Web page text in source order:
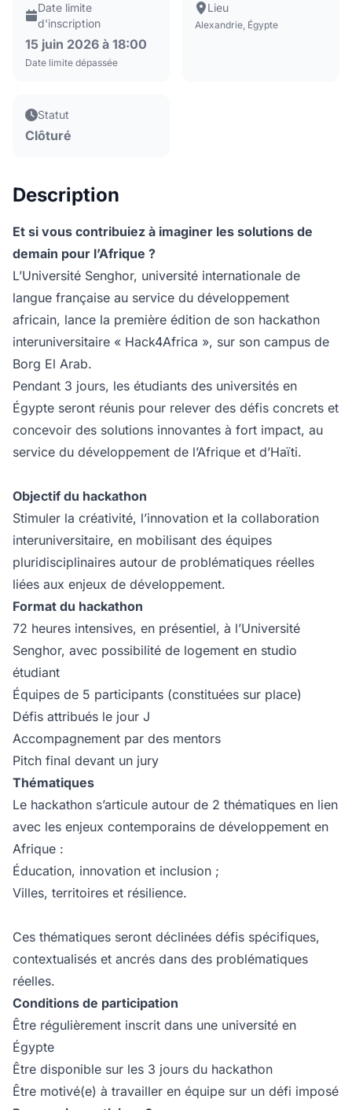
Date limite
d'inscription
15 juin 2026 à 18:00
Date limite dépassée
Lieu
Alexandrie, Égypte
Statut
Clôturé
Description
Et si vous contribuiez à imaginer les solutions de
demain pour l’Afrique ?
L’Université Senghor, université internationale de
langue française au service du développement
africain, lance la première édition de son hackathon
interuniversitaire « Hack4Africa », sur son campus de
Borg El Arab.
Pendant 3 jours, les étudiants des universités en
Égypte seront réunis pour relever des défis concrets et
concevoir des solutions innovantes à fort impact, au
service du développement de l’Afrique et d’Haïti.
Objectif du hackathon
Stimuler la créativité, l’innovation et la collaboration
interuniversitaire, en mobilisant des équipes
pluridisciplinaires autour de problématiques réelles
liées aux enjeux de développement.
Format du hackathon
72 heures intensives, en présentiel, à l’Université
Senghor, avec possibilité de logement en studio
étudiant
Équipes de 5 participants (constituées sur place)
Défis attribués le jour J
Accompagnement par des mentors
Pitch final devant un jury
Thématiques
Le hackathon s’articule autour de 2 thématiques en lien
avec les enjeux contemporains de développement en
Afrique :
Éducation, innovation et inclusion ;
Villes, territoires et résilience.
Ces thématiques seront déclinées défis spécifiques,
contextualisés et ancrés dans des problématiques
réelles.
Conditions de participation
Être régulièrement inscrit dans une université en
Égypte
Être disponible sur les 3 jours du hackathon
Être motivé(e) à travailler en équipe sur un défi imposé